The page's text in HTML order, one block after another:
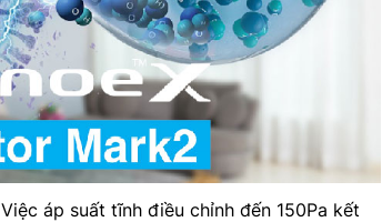
Việc áp suất tĩnh điều chỉnh đến 150Pa kết